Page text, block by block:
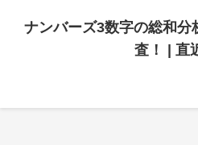
ナンバーズ3数字の総和分
査！ | 直